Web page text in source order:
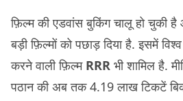
फ़िल्म की एडवांस बुकिंग चालू हो चुकी
बड़ी फ़िल्मों को पछाड़ दिया है. इसमें
करने वाली फ़िल्म RRR भी शामिल है.
पठान की अब तक 4.19 लाख टिकटें